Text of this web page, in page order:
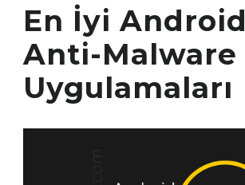
En İyi Android
Anti-Malware
Uygulamaları